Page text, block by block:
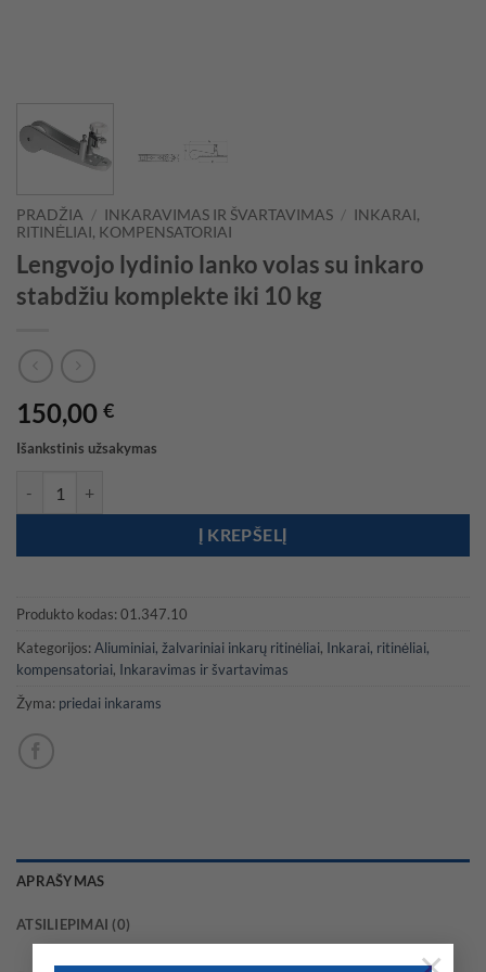
PRADŽIA / INKARAVIMAS IR ŠVARTAVIMAS / INKARAI,
RITINĖLIAI, KOMPENSATORIAI
Lengvojo lydinio lanko volas su inkaro
stabdžiu komplekte iki 10 kg
150,00 €
Išankstinis užsakymas
Į KREPŠELĮ
Produkto kodas: 01.347.10
Kategorijos: Aliuminiai, žalvariniai inkarų ritinėliai, Inkarai, ritinėliai,
kompensatoriai, Inkaravimas ir švartavimas
Žyma: priedai inkarams
APRAŠYMAS
ATSILIEPIMAI (0)